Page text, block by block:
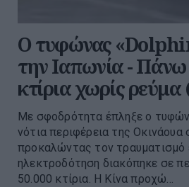
Ο τυφώνας
την Ιαπωνία -
κτίρια χωρίς
Με σφοδρότητα έπληξε ο
νότια περιφέρεια της Οκινάουα
προκαλώντας τον
ηλεκτροδότηση διακόπηκε σε
50.000 κτίρια. Η Κίνα προχώ...